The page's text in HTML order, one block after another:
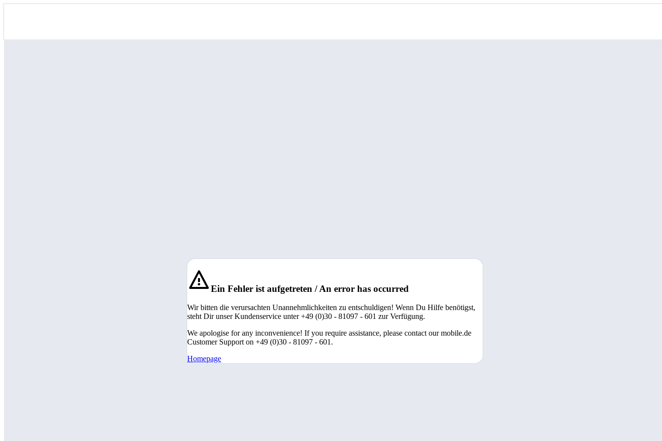
Ein Fehler ist aufgetreten / An error has occurred
Wir bitten die verursachten Unannehmlichkeiten zu entschuldigen! Wenn Du Hilfe benötigst,
steht Dir unser Kundenservice unter +49 (0)30 - 81097 - 601 zur Verfügung.
We apologise for any inconvenience! If you require assistance, please contact our mobile.de
Customer Support on +49 (0)30 - 81097 - 601.
Homepage